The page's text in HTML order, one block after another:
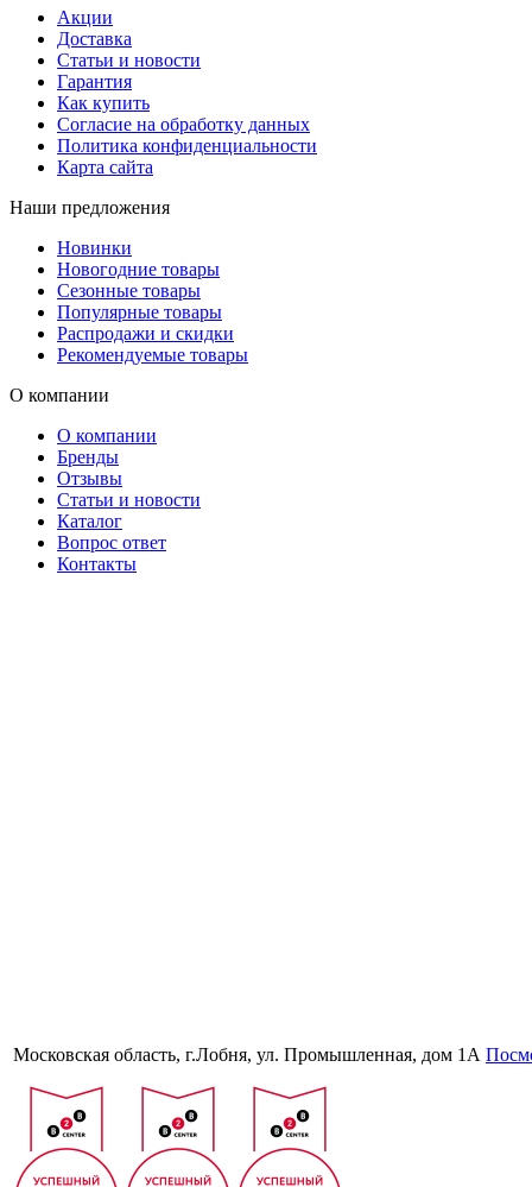
Акции
Доставка
Статьи и новости
Гарантия
Как купить
Согласие на обработку данных
Политика конфиденциальности
Карта сайта
Наши предложения
Новинки
Новогодние товары
Сезонные товары
Популярные товары
Распродажи и скидки
Рекомендуемые товары
О компании
О компании
Бренды
Отзывы
Статьи и новости
Каталог
Вопрос ответ
Контакты
Московская область, г.Лобня, ул. Промышленная, дом 1А